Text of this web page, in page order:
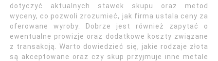
dotyczyć aktualnych stawek skupu oraz metod
wyceny, co pozwoli zrozumieć, jak firma ustala ceny za
oferowane wyroby. Dobrze jest również zapytać o
ewentualne prowizje oraz dodatkowe koszty związane
z transakcją. Warto dowiedzieć się, jakie rodzaje złota
są akceptowane oraz czy skup przyjmuje inne metale